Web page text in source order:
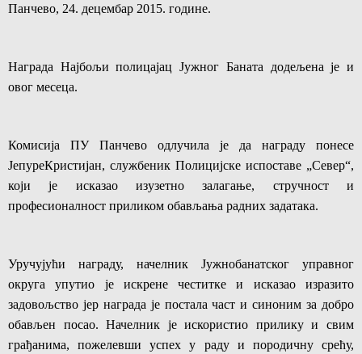
Панчево, 24. децембар 2015. године.
Награда Најбољи полицајац Јужног Баната додељена је и
овог месеца.
Комисија ПУ Панчево одлучила је да награду понесе
ЈепуреКристијан, службеник Полицијске испоставе „Север“,
који је исказао изузетно залагање, стручност и
професионалност приликом обављања радних задатака.
Уручујући награду, начелник Јужнобанатског управног
округа упутио је искрене честитке и исказао изразито
задовољство јер награда је постала част и синоним за добро
обављен посао. Начелник је искористио прилику и свим
грађанима, пожелевши успех у раду и породичну срећу,